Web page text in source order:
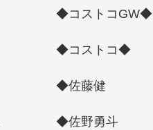
◆コストコGW◆
◆コストコ◆
◆佐藤健
◆佐野勇斗